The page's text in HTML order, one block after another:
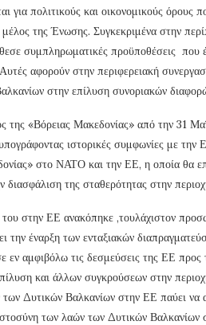
πολιτικούς και οικονομικούς όρους
μέλος της Ένωσης. Συγκεκριμένα στην
συμπληρωματικές προϋποθέσεις που
αφορούν στην περιφερειακή
στην επίλυση συνοριακών
«Βόρειας Μακεδονίας» από την 31
ιστορικές συμφωνίες με
στο ΝΑΤΟ και την ΕΕ, η οποία θα
διασφάλιση της σταθερότητας στην
στην ΕΕ ανακόπηκε ,τουλάχιστον
έναρξη των ενταξιακών
εν αμφιβόλω τις δεσμεύσεις της ΕΕ
και άλλων συγκρούσεων στην
Δυτικών Βαλκανίων στην ΕΕ παύει να
των λαών των Δυτικών Βαλκανίων